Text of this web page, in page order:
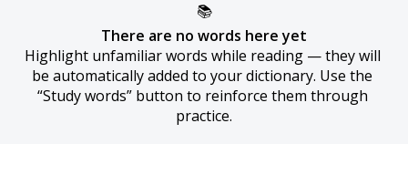
📚
There are no words here yet
Highlight unfamiliar words while reading — they will
be automatically added to your dictionary. Use the
“Study words” button to reinforce them through
practice.